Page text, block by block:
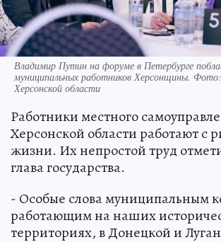
Владимир Путин на форуме в Петербурге
муниципальных работников Херсонщины.
Херсонской области
Работники местного
Херсонской области работают с
жизни. Их непростой труд
глава государства.
- Особые слова муниципальным
работающим на наших
территориях, в Донецкой и